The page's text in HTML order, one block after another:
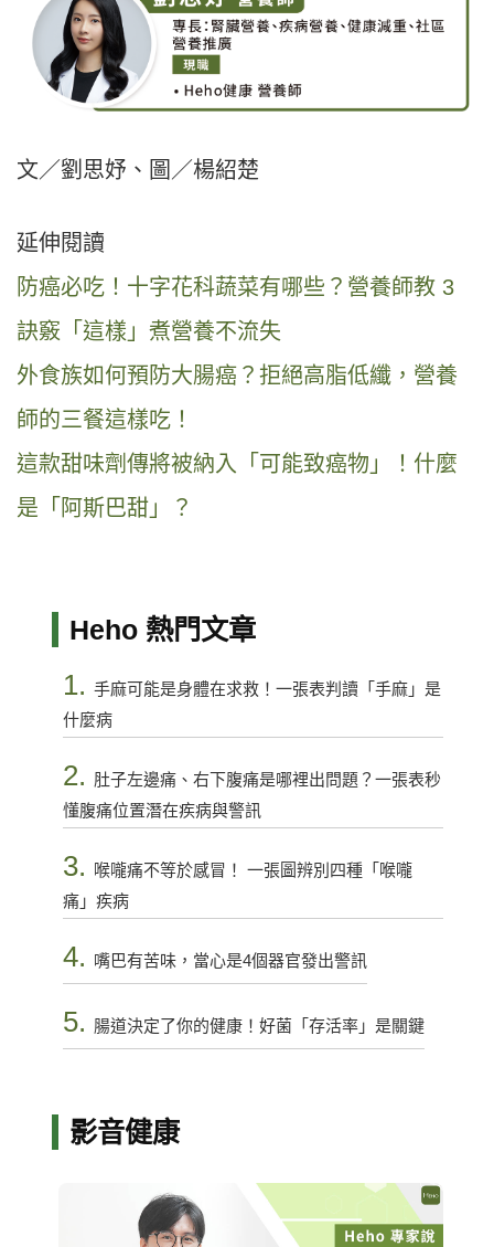
文／劉思妤、圖／楊紹楚
延伸閱讀
防癌必吃！十字花科蔬菜有哪些？營養師教 3
訣竅「這樣」煮營養不流失
外食族如何預防大腸癌？拒絕高脂低纖，營養
師的三餐這樣吃！
這款甜味劑傳將被納入「可能致癌物」！什麼
是「阿斯巴甜」？
Heho 熱門文章
1. 手麻可能是身體在求救！一張表判讀「手麻」是
什麼病
2. 肚子左邊痛、右下腹痛是哪裡出問題？一張表秒
懂腹痛位置潛在疾病與警訊
3.
喉嚨痛不等於感冒！ 一張圖辨別四種「喉嚨
痛」疾病
4. 嘴巴有苦味，當心是4個器官發出警訊
5. 腸道決定了你的健康！好菌「存活率」是關鍵
影音健康